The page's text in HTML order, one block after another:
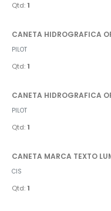
Qtd: 1
CANETA HIDROGRAFICA
PILOT
Qtd: 1
CANETA HIDROGRAFICA
PILOT
Qtd: 1
CANETA MARCA TEXTO
CIS
Qtd: 1